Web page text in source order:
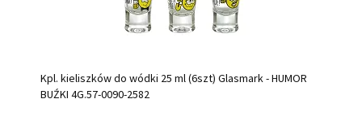
Kpl. kieliszków do wódki 25 ml (6szt) Glasmark - HUMOR
BUŹKI 4G.57-0090-2582